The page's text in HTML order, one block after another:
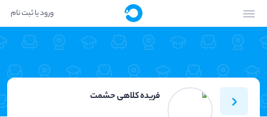
ورود یا ثبت نام
فریده کلاهی حشمت